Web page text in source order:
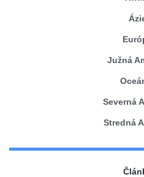
Južná
Severná
Stredná